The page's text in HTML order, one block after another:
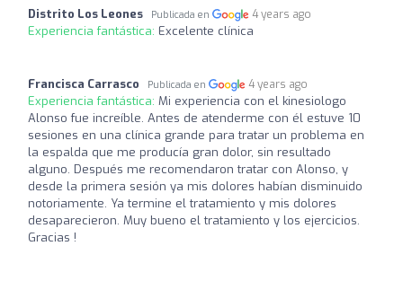
Distrito Los Leones Publicada en 4 years ago
Experiencia fantástica: Excelente clínica
Francisca Carrasco Publicada en 4 years ago
Experiencia fantástica: Mi experiencia con el kinesiologo
Alonso fue increíble. Antes de atenderme con él estuve 10
sesiones en una clínica grande para tratar un problema en
la espalda que me producía gran dolor, sin resultado
alguno. Después me recomendaron tratar con Alonso, y
desde la primera sesión ya mis dolores habían disminuido
notoriamente. Ya termine el tratamiento y mis dolores
desaparecieron. Muy bueno el tratamiento y los ejercicios.
Gracias !